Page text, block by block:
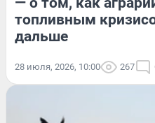
топливным
дальше
28 июля, 2026, 10:00 267